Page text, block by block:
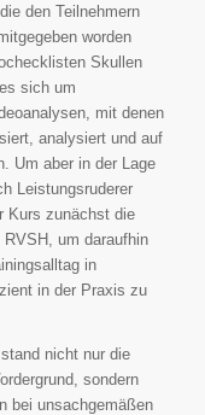
den Teilnehmern
worden
Skullen
sich um
mit denen
analysiert und auf
Um aber in der Lage
Leistungsruderer
Kurs zunächst die
um daraufhin
in
in der Praxis zu
nicht nur die
sondern
bei unsachgemäßen